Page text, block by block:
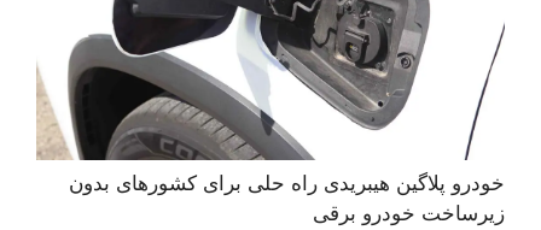
خودرو پلاگین هیبریدی راه حلی برای کشورهای بدون
زیرساخت خودرو برقی